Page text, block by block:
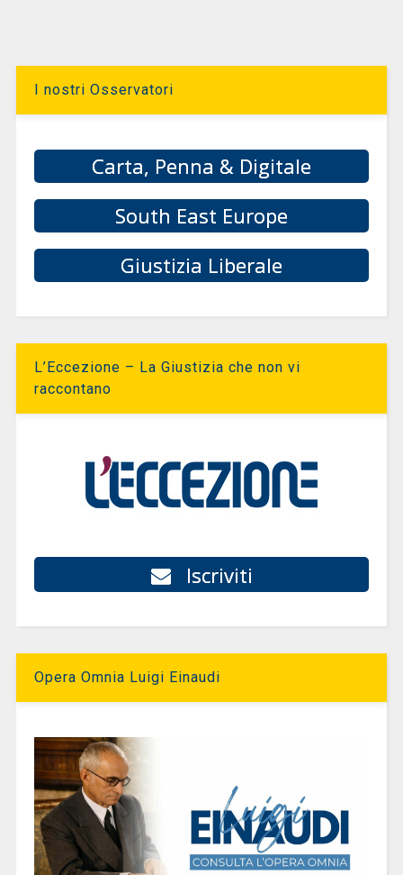
I nostri Osservatori
Carta, Penna & Digitale
South East Europe
Giustizia Liberale
L’Eccezione – La Giustizia che non vi
raccontano
Iscriviti
Opera Omnia Luigi Einaudi